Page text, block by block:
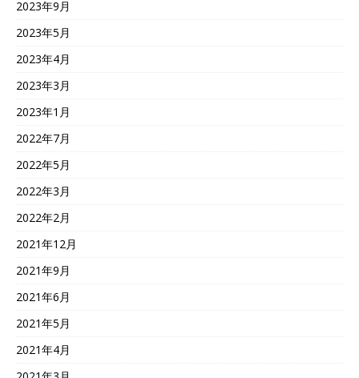
2023年9月
2023年5月
2023年4月
2023年3月
2023年1月
2022年7月
2022年5月
2022年3月
2022年2月
2021年12月
2021年9月
2021年6月
2021年5月
2021年4月